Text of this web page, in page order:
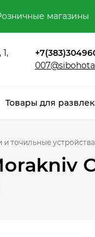
магазины
Товары для
точильные устройства